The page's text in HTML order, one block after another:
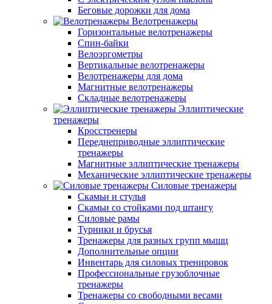
Беговые дорожки для дома
Велотренажеры
Горизонтальные велотренажеры
Спин-байки
Велоэргометры
Вертикальные велотренажеры
Велотренажеры для дома
Магнитные велотренажеры
Складные велотренажеры
Эллиптические
тренажеры
Кросстренеры
Переднеприводные эллиптические
тренажеры
Магнитные эллиптические тренажеры
Механические эллиптические тренажеры
Силовые тренажеры
Скамьи и стулья
Скамьи со стойками под штангу
Силовые рамы
Турники и брусья
Тренажеры для разных групп мышц
Дополнительные опции
Инвентарь для силовых тренировок
Профессиональные грузоблочные
тренажеры
Тренажеры со свободными весами